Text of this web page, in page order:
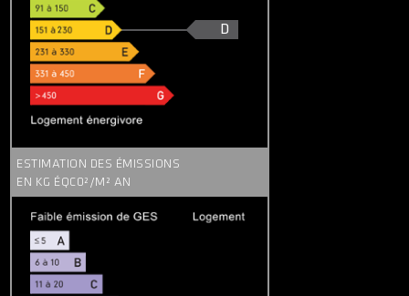
D
ESTIMATION DES ÉMISSIONS
EN KG ÉQC0²/M² AN